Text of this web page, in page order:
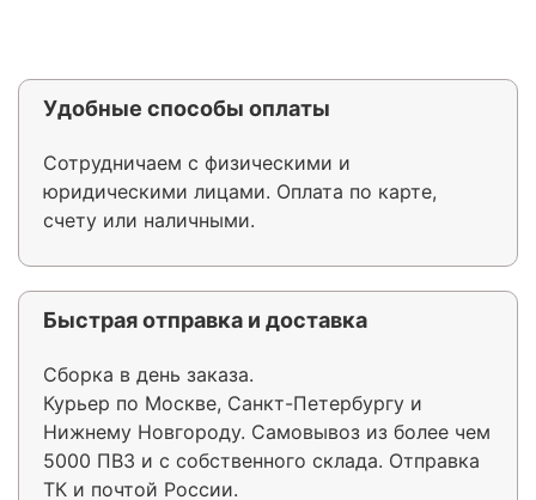
Удобные способы оплаты
Сотрудничаем с физическими и
юридическими лицами. Оплата по карте,
счету или наличными.
Быстрая отправка и доставка
Сборка в день заказа.
Курьер по Москве, Санкт-Петербургу и
Нижнему Новгороду. Самовывоз из более чем
5000 ПВЗ и с собственного склада. Отправка
ТК и почтой России.